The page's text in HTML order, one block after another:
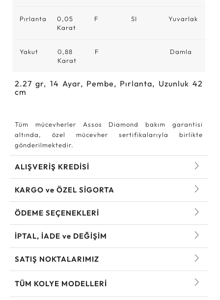
Pırlanta
0,05
Karat
F SI Yuvarlak
Yakut
0,88
Karat
F Damla
2.27gr, 14 Ayar, Pembe, Pırlanta, Uzunluk 42
cm
Tüm mücevherler Assos Diamond bakım garantisi
altında, özel mücevher sertifikalarıyla birlikte
gönderilmektedir.
ALIŞVERİŞ KREDİSİ
KARGO ve ÖZEL SİGORTA
ÖDEME SEÇENEKLERİ
İPTAL, İADE ve DEĞİŞİM
SATIŞ NOKTALARIMIZ
TÜM KOLYE MODELLERI